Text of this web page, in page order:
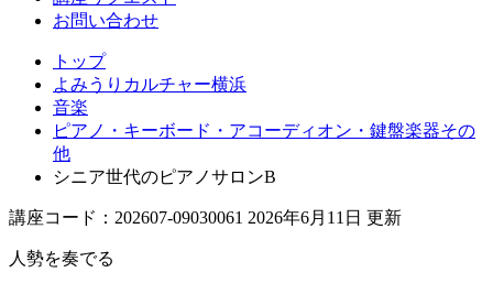
お問い合わせ
トップ
よみうりカルチャー横浜
音楽
ピアノ・キーボード・アコーディオン・鍵盤楽器その
他
シニア世代のピアノサロンB
講座コード：202607-09030061 2026年6月11日 更新
人勢を奏でる